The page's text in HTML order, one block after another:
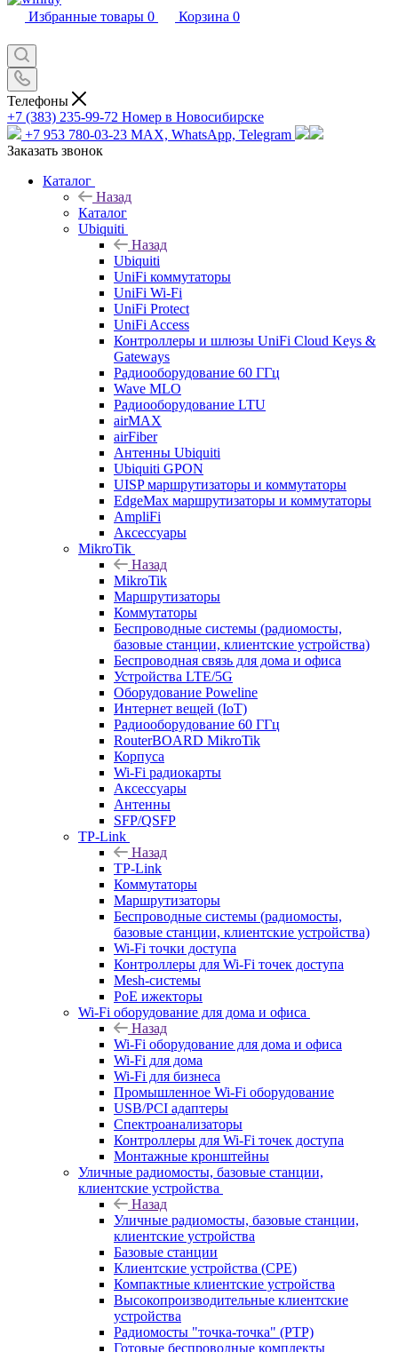
Избранные товары 0 Корзина 0
Телефоны
+7 (383) 235-99-72 Номер в Новосибирске
+7 953 780-03-23 MAX, WhatsApp, Telegram
Заказать звонок
Каталог
Назад
Каталог
Ubiquiti
Назад
Ubiquiti
UniFi коммутаторы
UniFi Wi-Fi
UniFi Protect
UniFi Access
Контроллеры и шлюзы UniFi Cloud Keys &
Gateways
Радиооборудование 60 ГГц
Wave MLO
Радиооборудование LTU
airMAX
airFiber
Антенны Ubiquiti
Ubiquiti GPON
UISP маршрутизаторы и коммутаторы
EdgeMax маршрутизаторы и коммутаторы
AmpliFi
Аксессуары
MikroTik
Назад
MikroTik
Маршрутизаторы
Коммутаторы
Беспроводные системы (радиомосты,
базовые станции, клиентские устройства)
Беспроводная связь для дома и офиса
Устройства LTE/5G
Оборудование Poweline
Интернет вещей (IoT)
Радиооборудование 60 ГГц
RouterBOARD MikroTik
Корпуса
Wi-Fi радиокарты
Аксессуары
Антенны
SFP/QSFP
TP-Link
Назад
TP-Link
Коммутаторы
Маршрутизаторы
Беспроводные системы (радиомосты,
базовые станции, клиентские устройства)
Wi-Fi точки доступа
Контроллеры для Wi-Fi точек доступа
Mesh-системы
PoE ижекторы
Wi-Fi оборудование для дома и офиса
Назад
Wi-Fi оборудование для дома и офиса
Wi-Fi для дома
Wi-Fi для бизнеса
Промышленное Wi-Fi оборудование
USB/PCI адаптеры
Cпектроанализаторы
Контроллеры для Wi-Fi точек доступа
Монтажные кронштейны
Уличные радиомосты, базовые станции,
клиентские устройства
Назад
Уличные радиомосты, базовые станции,
клиентские устройства
Базовые станции
Клиентские устройства (CPE)
Компактные клиентские устройства
Высокопроизводительные клиентские
устройства
Радиомосты "точка-точка" (PTP)
Готовые беспроводные комплекты